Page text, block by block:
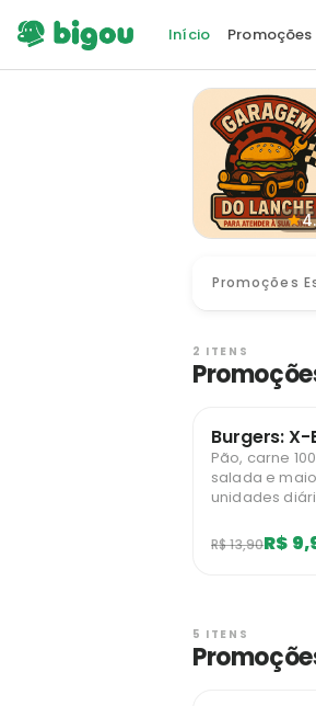
Início Promoções
Promoções
2 ITENS
Burgers: X-
Pão, carne
salada e maionese
unidades
R$ 13,90R$
5 ITENS